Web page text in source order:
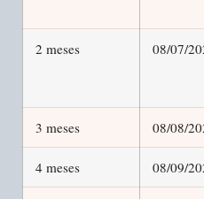
2 meses 08/07/
3 meses 08/08/
4 meses 08/09/